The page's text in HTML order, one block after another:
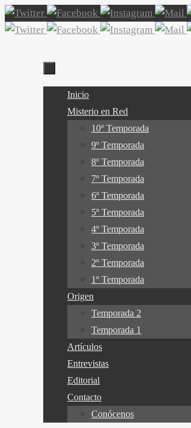
Ir
al
contenido
Inicio
Misterio en Red
10º Temporada
9º Temporada
8º Temporada
7º Temporada
6º Temporada
5º Temporada
4º Temporada
3º Temporada
2º Temporada
1º Temporada
Origen
Temporada 2
Temporada 1
Artículos
Entrevistas
Editorial
Contacto
Conócenos